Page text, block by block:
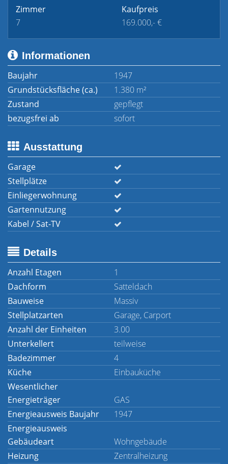
Zimmer
7
Kaufpreis
169.000,- €
Informationen
Baujahr
1947
Grundstücksfläche (ca.)
1.380 m²
Zustand
gepflegt
bezugsfrei ab
sofort
Ausstattung
Garage
Stellplätze
Einliegerwohnung
Gartennutzung
Kabel / Sat-TV
Details
Anzahl Etagen
1
Dachform
Satteldach
Bauweise
Massiv
Stellplatzarten
Garage, Carport
Anzahl der Einheiten
3.00
Unterkellert
teilweise
Badezimmer
4
Küche
Einbauküche
Wesentlicher
Energieträger
GAS
Energieausweis Baujahr
1947
Energieausweis
Gebäudeart
Wohngebäude
Heizung
Zentralheizung